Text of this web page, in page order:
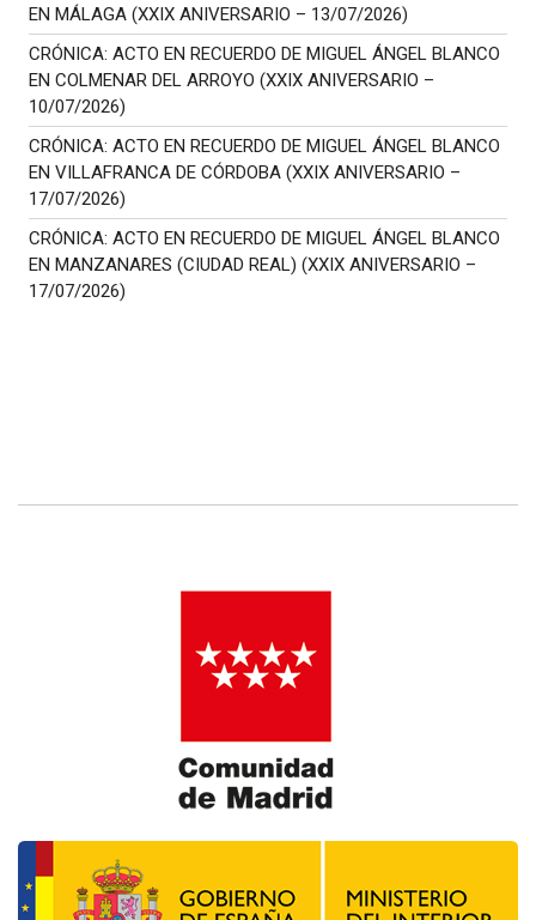
EN MÁLAGA (XXIX ANIVERSARIO – 13/07/2026)
CRÓNICA: ACTO EN RECUERDO DE MIGUEL ÁNGEL BLANCO
EN COLMENAR DEL ARROYO (XXIX ANIVERSARIO –
10/07/2026)
CRÓNICA: ACTO EN RECUERDO DE MIGUEL ÁNGEL BLANCO
EN VILLAFRANCA DE CÓRDOBA (XXIX ANIVERSARIO –
17/07/2026)
CRÓNICA: ACTO EN RECUERDO DE MIGUEL ÁNGEL BLANCO
EN MANZANARES (CIUDAD REAL) (XXIX ANIVERSARIO –
17/07/2026)